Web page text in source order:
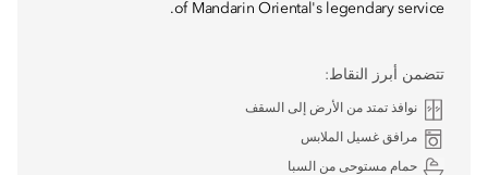
of Mandarin Oriental's legendary service.
تتضمن أبرز النقاط:
نوافذ تمتد من الأرض إلى السقف
مرافق غسيل الملابس
حمام مستوحى من السبا